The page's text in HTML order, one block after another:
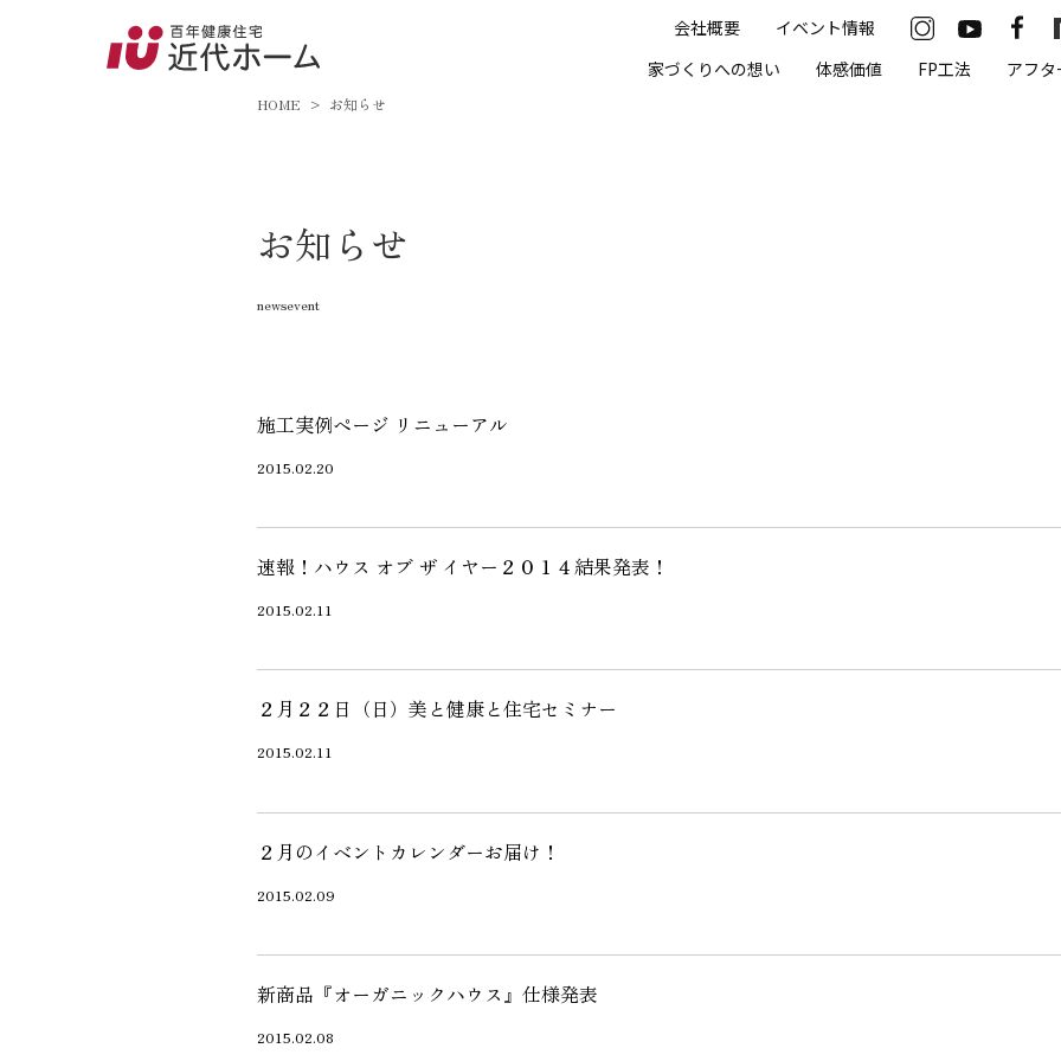
会社概要
イベント情報
家づくりへの想い
体感価値 FP工法 アフ
家づくりへの想い
オーガニックハウス
アフターサポート
スタッフ紹介
自社大工集団「名匠会」
ホームオーナー様が集う会『100TOMO』
スタッフブログ
よくある質問
家づくりの流れ
住宅ローン支援
HOME お知らせ
お知らせ
newsevent
施工実例ページ リニューアル
2015.02.20
速報！ハウス オブ ザ イヤー２０１４結果発表！
2015.02.11
２月２２日（日）美と健康と住宅セミナー
2015.02.11
２月のイベントカレンダーお届け！
2015.02.09
新商品『オーガニックハウス』仕様発表
2015.02.08